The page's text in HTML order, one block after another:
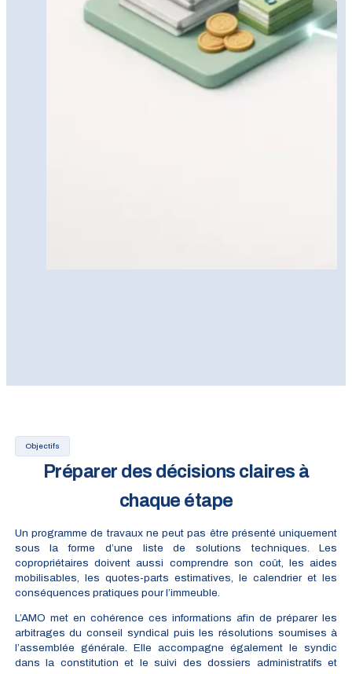
Objectifs
Préparer des décisions claires à
chaque étape
Un programme de travaux ne peut pas être présenté uniquement
sous la forme d’une liste de solutions techniques. Les
copropriétaires doivent aussi comprendre son coût, les aides
mobilisables, les quotes-parts estimatives, le calendrier et les
conséquences pratiques pour l’immeuble.
L’AMO met en cohérence ces informations afin de préparer les
arbitrages du conseil syndical puis les résolutions soumises à
l’assemblée générale. Elle accompagne également le syndic
dans la constitution et le suivi des dossiers administratifs et